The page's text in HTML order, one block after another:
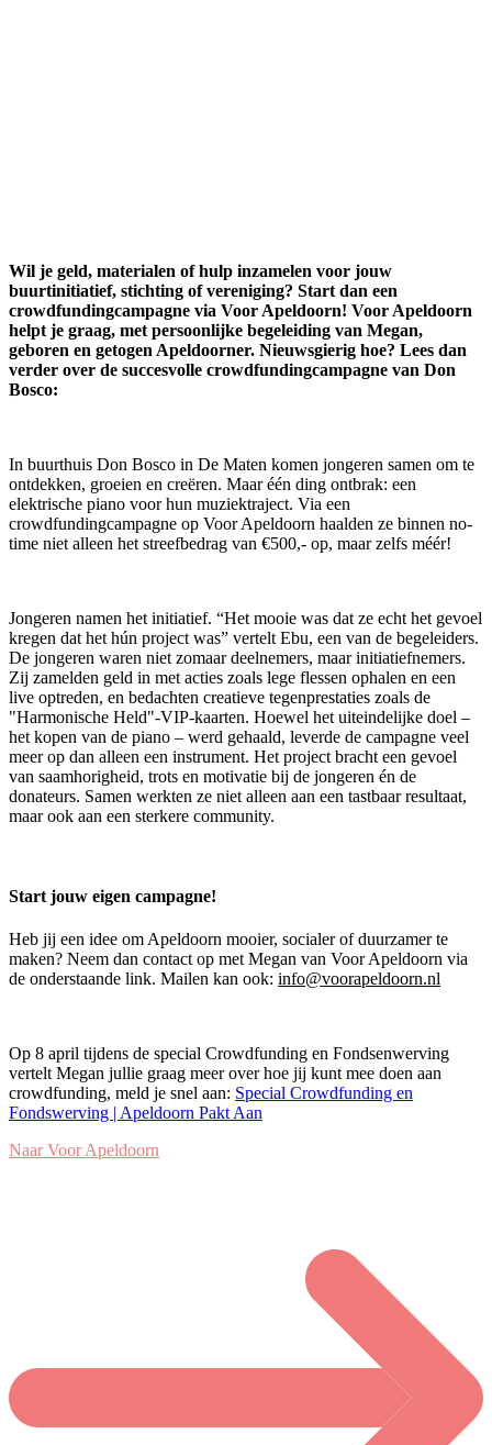
Wil je geld, materialen of hulp inzamelen voor jouw
buurtinitiatief, stichting of vereniging? Start dan een
crowdfundingcampagne via Voor Apeldoorn! Voor Apeldoorn
helpt je graag, met persoonlijke begeleiding van Megan,
geboren en getogen Apeldoorner. Nieuwsgierig hoe? Lees dan
verder over de succesvolle crowdfundingcampagne van Don
Bosco:
In buurthuis Don Bosco in De Maten komen jongeren samen om te
ontdekken, groeien en creëren. Maar één ding ontbrak: een
elektrische piano voor hun muziektraject. Via een
crowdfundingcampagne op Voor Apeldoorn haalden ze binnen no-
time niet alleen het streefbedrag van €500,- op, maar zelfs méér!
Jongeren namen het initiatief. “Het mooie was dat ze echt het gevoel
kregen dat het hún project was” vertelt Ebu, een van de begeleiders.
De jongeren waren niet zomaar deelnemers, maar initiatiefnemers.
Zij zamelden geld in met acties zoals lege flessen ophalen en een
live optreden, en bedachten creatieve tegenprestaties zoals de
"Harmonische Held"-VIP-kaarten. Hoewel het uiteindelijke doel –
het kopen van de piano – werd gehaald, leverde de campagne veel
meer op dan alleen een instrument. Het project bracht een gevoel
van saamhorigheid, trots en motivatie bij de jongeren én de
donateurs. Samen werkten ze niet alleen aan een tastbaar resultaat,
maar ook aan een sterkere community.
Start jouw eigen campagne!
Heb jij een idee om Apeldoorn mooier, socialer of duurzamer te
maken? Neem dan contact op met Megan van Voor Apeldoorn via
de onderstaande link. Mailen kan ook: info@voorapeldoorn.nl
Op 8 april tijdens de special Crowdfunding en Fondsenwerving
vertelt Megan jullie graag meer over hoe jij kunt mee doen aan
crowdfunding, meld je snel aan: Special Crowdfunding en
Fondswerving | Apeldoorn Pakt Aan
Naar Voor Apeldoorn